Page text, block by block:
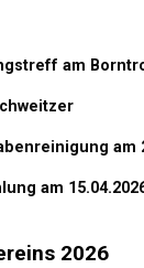
am
am
am
2026